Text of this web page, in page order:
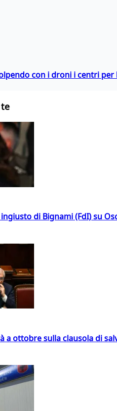
con i droni i centri per
di Bignami (FdI) su
a ottobre sulla clausola di